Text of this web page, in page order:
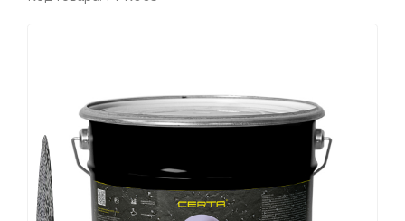
и эмали